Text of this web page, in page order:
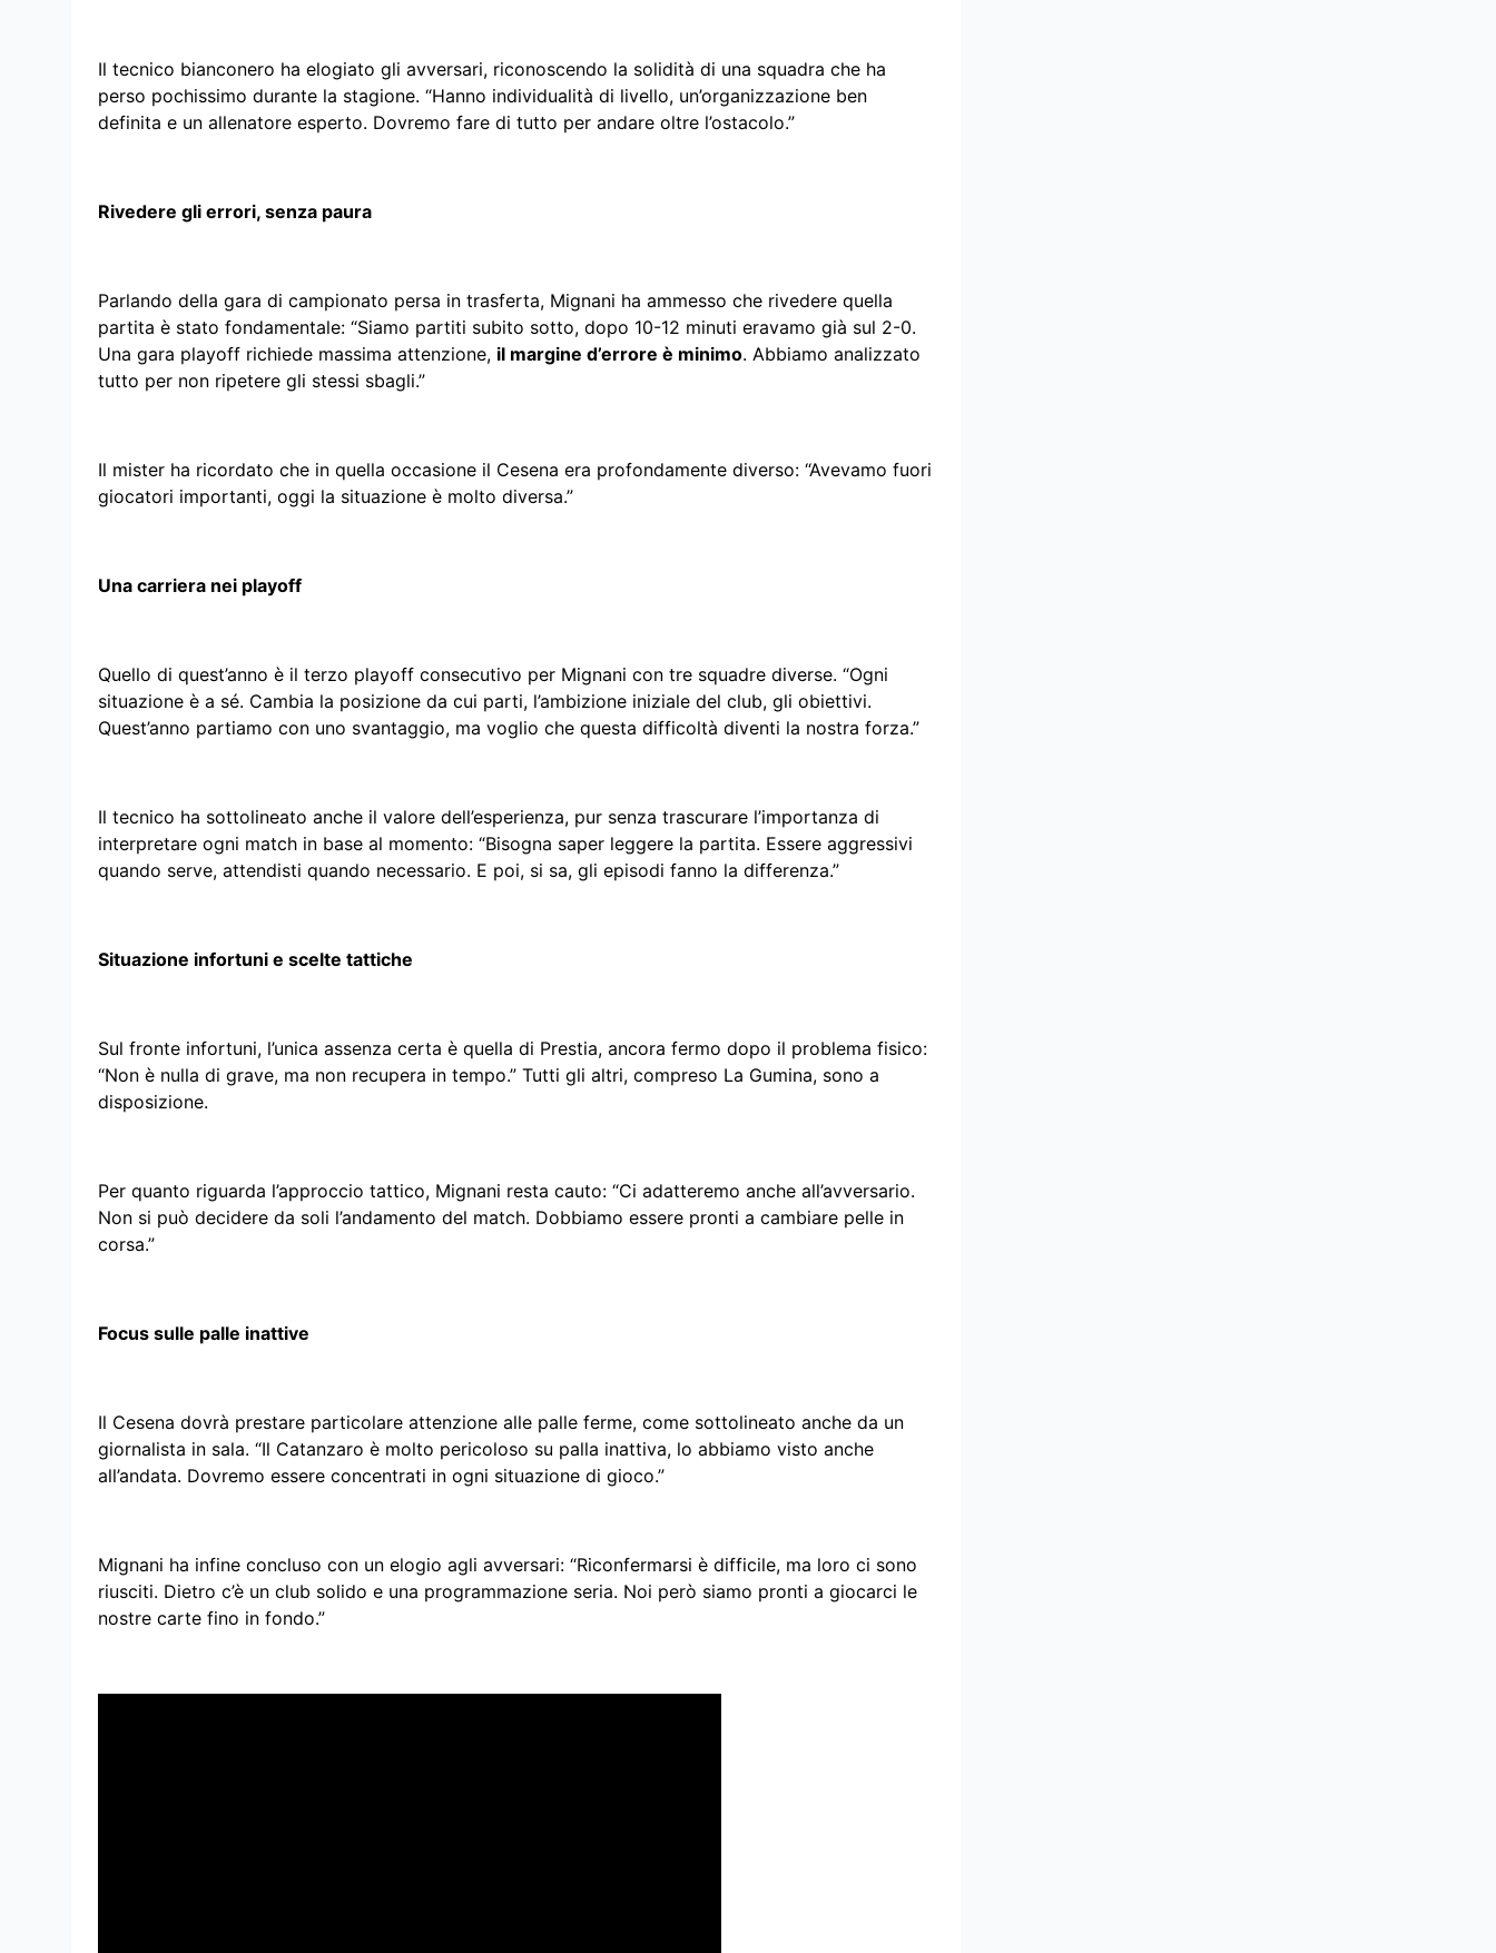
Il tecnico bianconero ha elogiato gli avversari, riconoscendo la solidità di una squadra che ha
perso pochissimo durante la stagione. “Hanno individualità di livello, un’organizzazione ben
definita e un allenatore esperto. Dovremo fare di tutto per andare oltre l’ostacolo.”
Rivedere gli errori, senza paura
Parlando della gara di campionato persa in trasferta, Mignani ha ammesso che rivedere quella
partita è stato fondamentale: “Siamo partiti subito sotto, dopo 10-12 minuti eravamo già sul 2-0.
Una gara playoff richiede massima attenzione, il margine d’errore è minimo. Abbiamo analizzato
tutto per non ripetere gli stessi sbagli.”
Il mister ha ricordato che in quella occasione il Cesena era profondamente diverso: “Avevamo fuori
giocatori importanti, oggi la situazione è molto diversa.”
Una carriera nei playoff
Quello di quest’anno è il terzo playoff consecutivo per Mignani con tre squadre diverse. “Ogni
situazione è a sé. Cambia la posizione da cui parti, l’ambizione iniziale del club, gli obiettivi.
Quest’anno partiamo con uno svantaggio, ma voglio che questa difficoltà diventi la nostra forza.”
Il tecnico ha sottolineato anche il valore dell’esperienza, pur senza trascurare l’importanza di
interpretare ogni match in base al momento: “Bisogna saper leggere la partita. Essere aggressivi
quando serve, attendisti quando necessario. E poi, si sa, gli episodi fanno la differenza.”
Situazione infortuni e scelte tattiche
Sul fronte infortuni, l’unica assenza certa è quella di Prestia, ancora fermo dopo il problema fisico:
“Non è nulla di grave, ma non recupera in tempo.” Tutti gli altri, compreso La Gumina, sono a
disposizione.
Per quanto riguarda l’approccio tattico, Mignani resta cauto: “Ci adatteremo anche all’avversario.
Non si può decidere da soli l’andamento del match. Dobbiamo essere pronti a cambiare pelle in
corsa.”
Focus sulle palle inattive
Il Cesena dovrà prestare particolare attenzione alle palle ferme, come sottolineato anche da un
giornalista in sala. “Il Catanzaro è molto pericoloso su palla inattiva, lo abbiamo visto anche
all’andata. Dovremo essere concentrati in ogni situazione di gioco.”
Mignani ha infine concluso con un elogio agli avversari: “Riconfermarsi è difficile, ma loro ci sono
riusciti. Dietro c’è un club solido e una programmazione seria. Noi però siamo pronti a giocarci le
nostre carte fino in fondo.”